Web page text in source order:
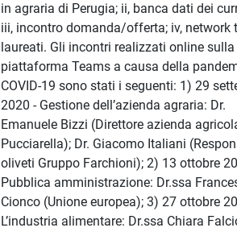
in agraria di Perugia; ii, banca dati dei
iii, incontro domanda/offerta; iv, network
laureati. Gli incontri realizzati online sulla
piattaforma Teams a causa della
COVID-19 sono stati i seguenti: 1) 29
2020 - Gestione dell’azienda agraria: Dr.
Emanuele Bizzi (Direttore azienda
Pucciarella); Dr. Giacomo Italiani
oliveti Gruppo Farchioni); 2) 13 ottobre
Pubblica amministrazione: Dr.ssa
Cionco (Unione europea); 3) 27 ottobre
L’industria alimentare: Dr.ssa Chiara